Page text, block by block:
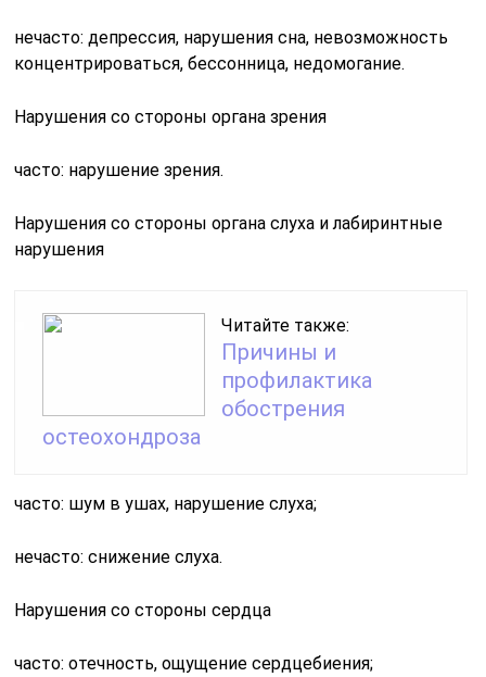
нечасто: депрессия, нарушения сна, невозможность
концентрироваться, бессонница, недомогание.
Нарушения со стороны органа зрения
часто: нарушение зрения.
Нарушения со стороны органа слуха и лабиринтные
нарушения
Читайте также:
Причины и
профилактика
обострения
остеохондроза
часто: шум в ушах, нарушение слуха;
нечасто: снижение слуха.
Нарушения со стороны сердца
часто: отечность, ощущение сердцебиения;